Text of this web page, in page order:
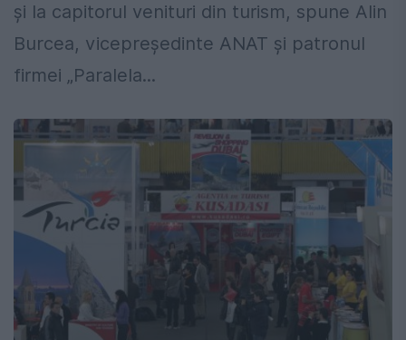
și la capitorul venituri din turism, spune Alin
Burcea, vicepreședinte ANAT și patronul
firmei „Paralela...